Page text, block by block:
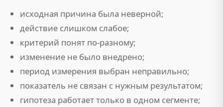
исходная причина была неверной;
действие слишком слабое;
критерий понят по-разному;
изменение не было внедрено;
период измерения выбран неправильно;
показатель не связан с нужным результатом;
гипотеза работает только в одном сегменте;